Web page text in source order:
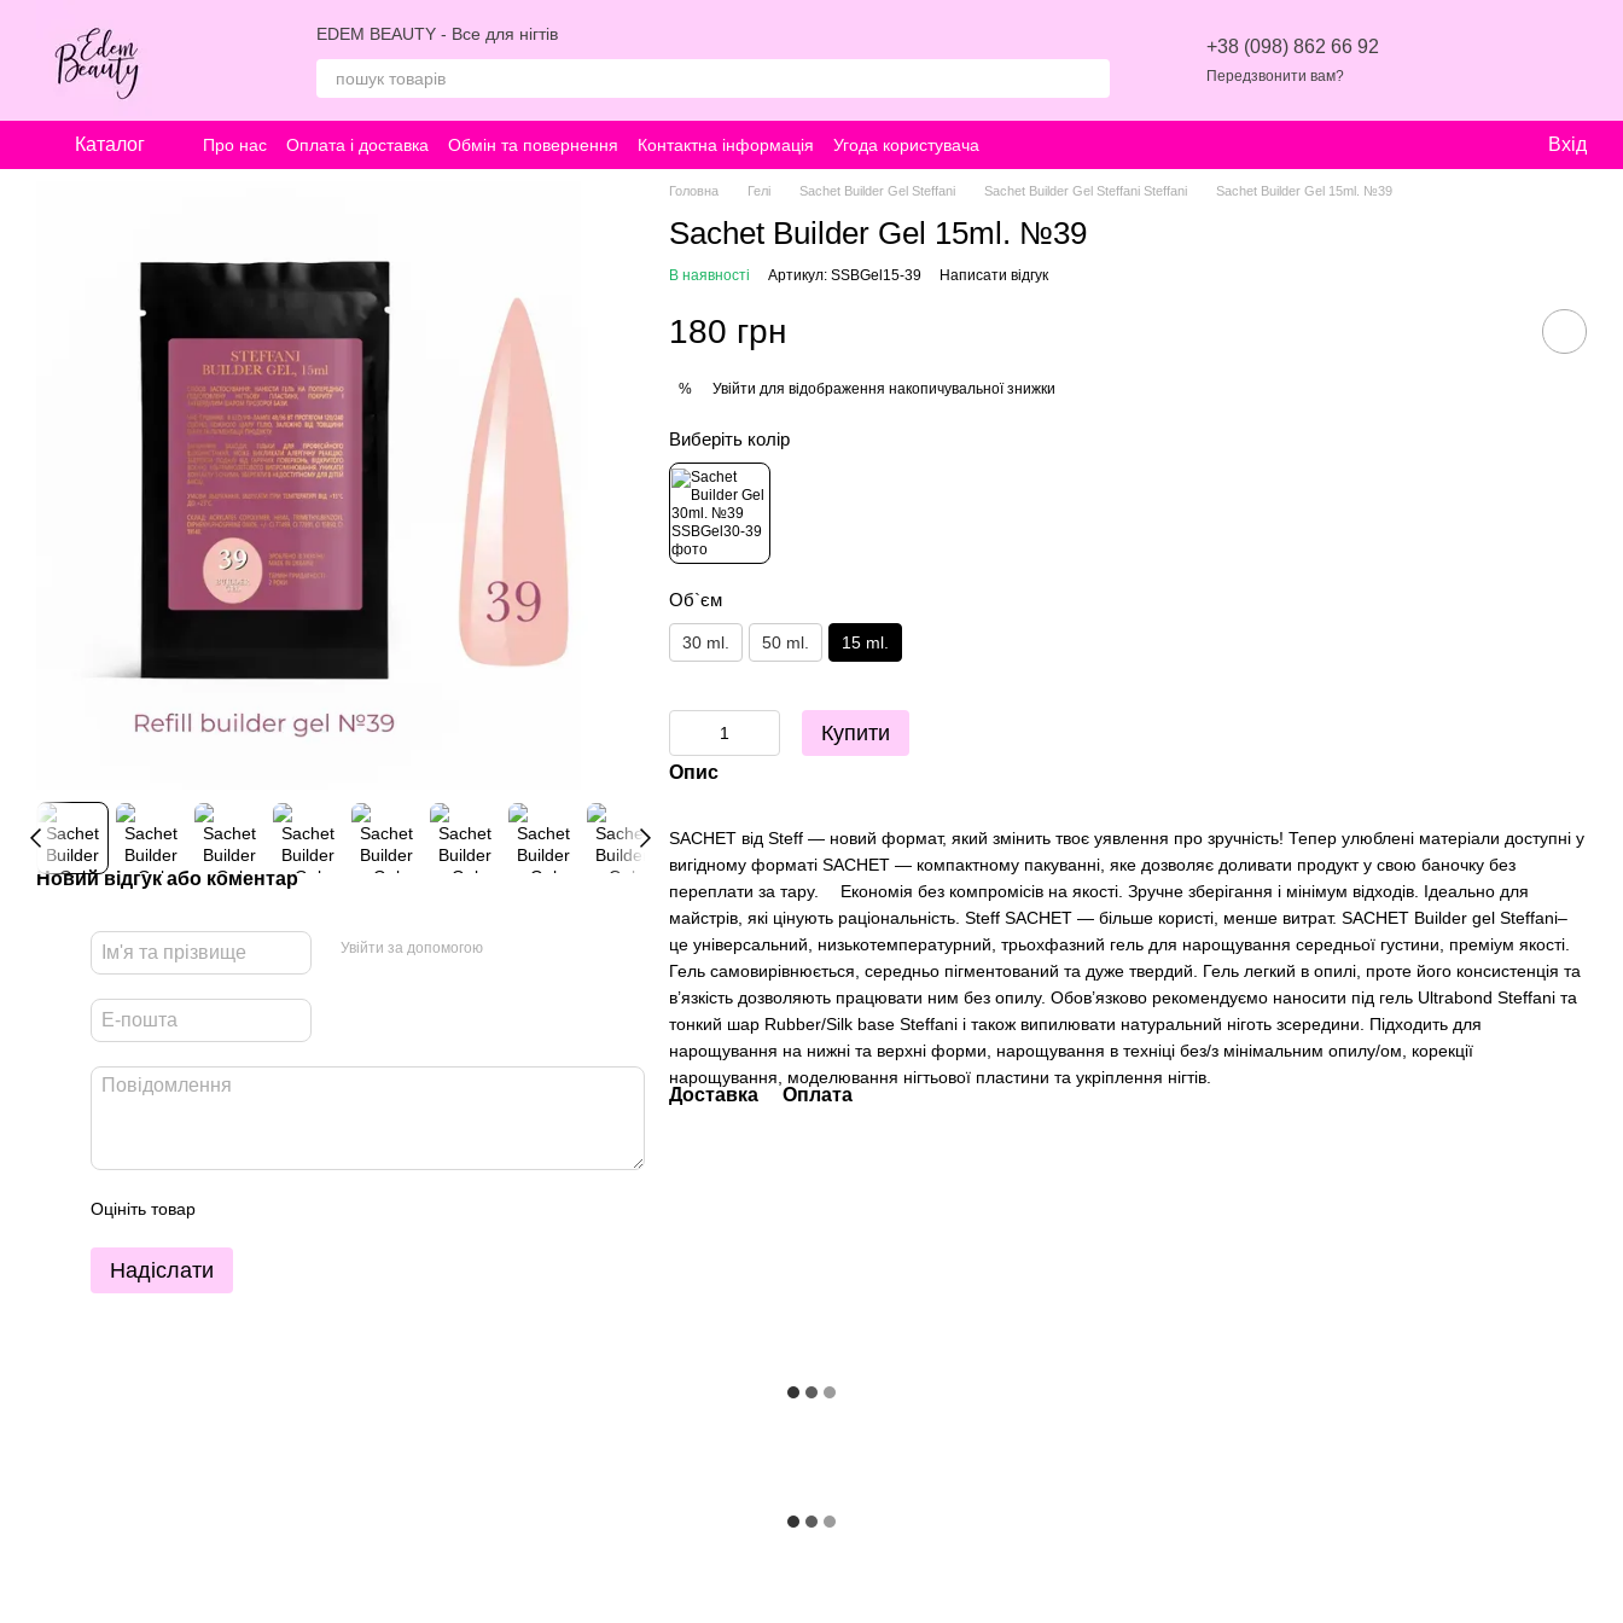
EDEM BEAUTY - Все для нігтів
+38 (098) 862 66 92
Передзвонити вам?
Каталог Про нас Оплата і доставка Обмін та повернення Контактна інформація Угода користувача Вхід
Новий відгук або коментар
Увійти за допомогою
Оцініть товар
Надіслати
Головна Гелі Sachet Builder Gel Steffani Sachet Builder Gel Steffani Steffani Sachet Builder Gel 15ml. №39
Sachet Builder Gel 15ml. №39
В наявності Артикул: SSBGel15-39 Написати відгук
180 грн
% Увійти для відображення накопичувальної знижки
Виберіть колір
Об`єм
30 ml. 50 ml. 15 ml.
Купити
Опис
SACHET від Steff — новий формат, який змінить твоє уявлення про зручність! Тепер улюблені матеріали доступні у
вигідному форматі SACHET — компактному пакуванні, яке дозволяє доливати продукт у свою баночку без
переплати за тару. ⠀ Економія без компромісів на якості. Зручне зберігання і мінімум відходів. Ідеально для
майстрів, які цінують раціональність. Steff SACHET — більше користі, менше витрат. SACHET Builder gel Steffani–
це універсальний, низькотемпературний, трьохфазний гель для нарощування середньої густини, преміум якості.
Гель самовирівнюється, середньо пігментований та дуже твердий. Гель легкий в опилі, проте його консистенція та
в’язкість дозволяють працювати ним без опилу. Обов’язково рекомендуємо наносити під гель Ultrabond Steffani та
тонкий шар Rubber/Silk base Steffani і також випилювати натуральний ніготь зсередини. Підходить для
нарощування на нижні та верхні форми, нарощування в техніці без/з мінімальним опилу/ом, корекції
нарощування, моделювання нігтьової пластини та укріплення нігтів.
Доставка Оплата